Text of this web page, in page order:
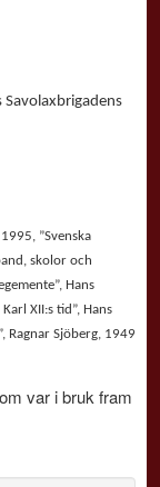
”Svenska
skolor och
Hans
XII:s tid”, Hans
Ragnar Sjöberg, 1949
var i bruk fram